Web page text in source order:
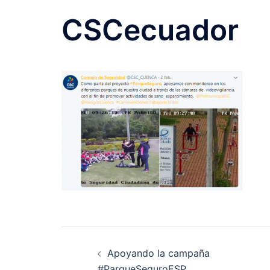
CSCecuador
Apoyando la campaña